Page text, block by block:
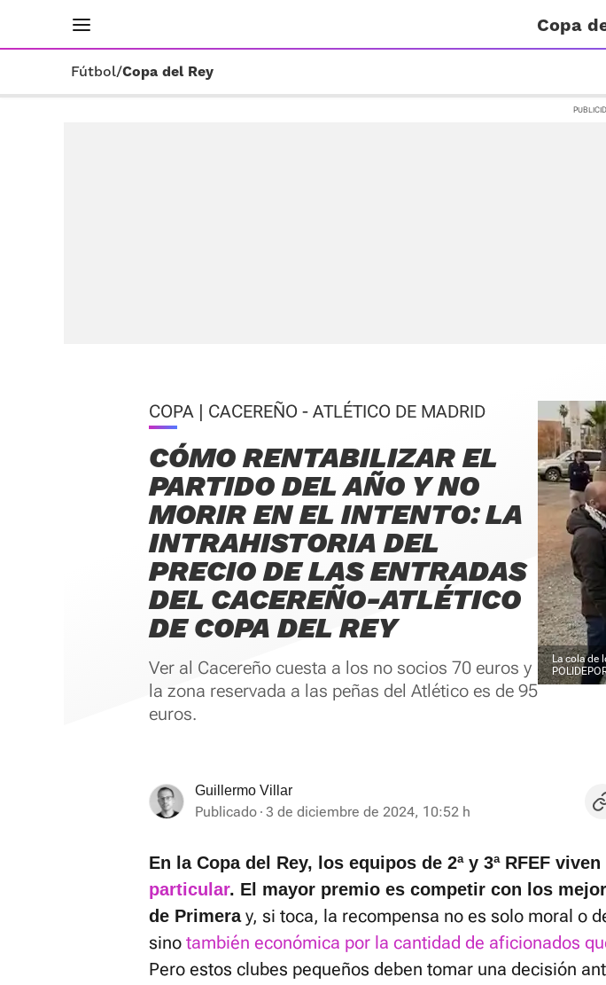
Copa
Fútbol/Copa del Rey
COPA | CACEREÑO - ATLÉTICO DE MADRID
CÓMO RENTABILIZAR EL
PARTIDO DEL AÑO Y NO
MORIR EN EL INTENTO: LA
INTRAHISTORIA DEL
PRECIO DE LAS ENTRADAS
DEL CACEREÑO-ATLÉTICO
DE COPA DEL REY
Ver al Cacereño cuesta a los no socios 70 euros y
la zona reservada a las peñas del Atlético es de 95
euros.
La cola de
Guillermo Villar
Publicado 3 de diciembre de 2024, 10:52 h
En la Copa del Rey, los equipos de 2ª y 3ª RFEF viven
particular. El mayor premio es competir con los
de Primeray, si toca, la recompensa no es solo moral o
sino también económica por la cantidad de aficionados
Pero estos clubes pequeños deben tomar una decisión